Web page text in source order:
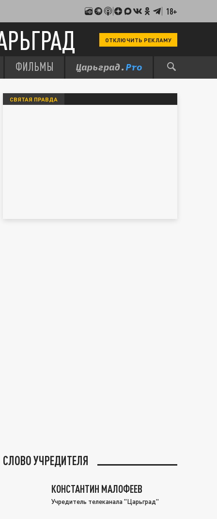
18+
ОТКЛЮЧИТЬ РЕКЛАМУ
ФИЛЬМЫ
СВЯТАЯ ПРАВДА
СЛОВО УЧРЕДИТЕЛЯ
КОНСТАНТИН МАЛОФЕЕВ
Учредитель телеканала "Царьград"